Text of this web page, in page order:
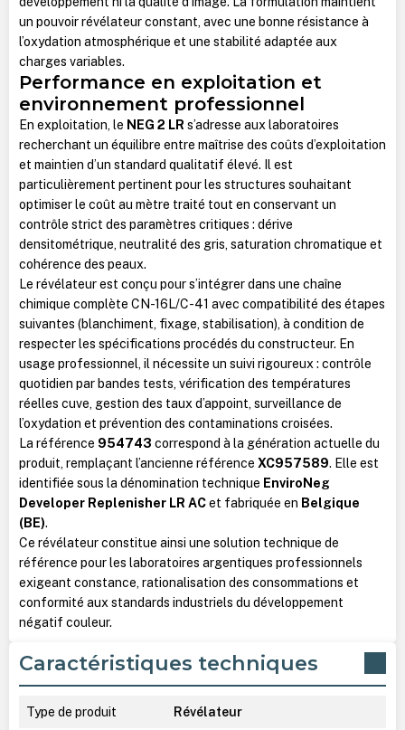
un pouvoir révélateur constant, avec une bonne résistance à
l’oxydation atmosphérique et une stabilité adaptée aux
charges variables.
Performance en exploitation et
environnement professionnel
En exploitation, le NEG 2 LR s’adresse aux laboratoires
recherchant un équilibre entre maîtrise des coûts d’exploitation
et maintien d’un standard qualitatif élevé. Il est
particulièrement pertinent pour les structures souhaitant
optimiser le coût au mètre traité tout en conservant un
contrôle strict des paramètres critiques : dérive
densitométrique, neutralité des gris, saturation chromatique et
cohérence des peaux.
Le révélateur est conçu pour s’intégrer dans une chaîne
chimique complète CN-16L/C-41 avec compatibilité des étapes
suivantes (blanchiment, fixage, stabilisation), à condition de
respecter les spécifications procédés du constructeur. En
usage professionnel, il nécessite un suivi rigoureux : contrôle
quotidien par bandes tests, vérification des températures
réelles cuve, gestion des taux d’appoint, surveillance de
l’oxydation et prévention des contaminations croisées.
La référence 954743 correspond à la génération actuelle du
produit, remplaçant l’ancienne référence XC957589. Elle est
identifiée sous la dénomination technique EnviroNeg
Developer Replenisher LR ACet fabriquée en Belgique
(BE).
Ce révélateur constitue ainsi une solution technique de
référence pour les laboratoires argentiques professionnels
exigeant constance, rationalisation des consommations et
conformité aux standards industriels du développement
négatif couleur.
Caractéristiques techniques
Type de produit Révélateur